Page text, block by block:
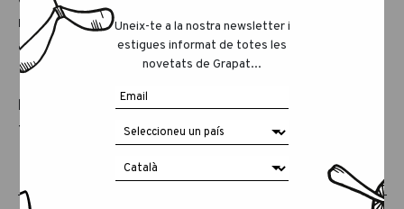
mans curioses a explorar i jugar. Per què no
afegir-los a la recerca d’ous de Pasqua?
bellesa no només als moments de joc, sinó
també a casa teva.
Uneix-te a la nostra newsletter i
estigues informat de totes les
novetats de Grapat...